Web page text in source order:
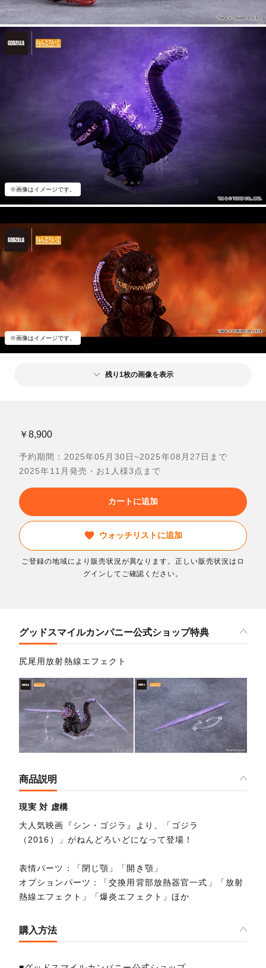
※画像はイメージです。
※画像はイメージです。
残り1枚の画像を表示
￥8,900
予約期間：2025年05月30日~2025年08月27日まで
2025年11月発売・お1人様3点まで
カートに追加
ウォッチリストに追加
ご登録の地域により販売状況が異なります。正しい販売状況はロ
グインしてご確認ください。
グッドスマイルカンパニー公式ショップ特典
尻尾用放射熱線エフェクト
商品説明
現実 対 虚構
大人気映画『シン・ゴジラ』より、「ゴジラ
（2016）」がねんどろいどになって登場！
表情パーツ：「閉じ顎」「開き顎」
オプションパーツ：「交換用背部放熱器官一式」「放射
熱線エフェクト」「爆炎エフェクト」ほか
購入方法